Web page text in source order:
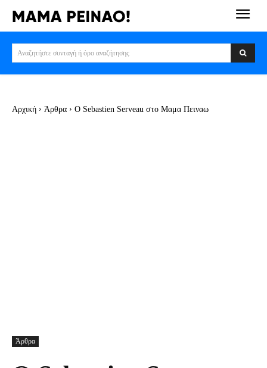
Αναζητήστε συνταγή ή όρο αναζήτησης
Αρχική Άρθρα O Sebastien Serveau στο Μαμα Πειναω
Άρθρα